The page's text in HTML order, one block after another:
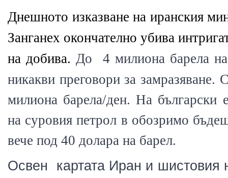
Днешното изказване на иранския
Занганех окончателно убива
на добива.До  4 милиона барела
никакви преговори за
милиона барела/ден. На български
на суровия петрол в обозримо
вече под 40 долара на барел.
Освен  картата Иран и